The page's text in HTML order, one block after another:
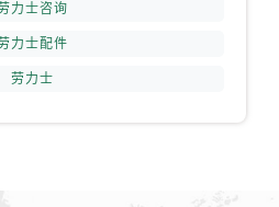
力士咨询
力士配件
劳力士